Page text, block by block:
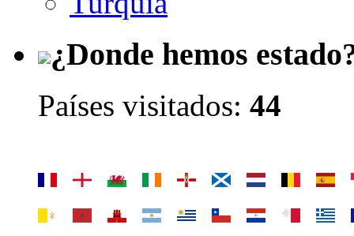
¿Donde hemos
Países visitados: 44